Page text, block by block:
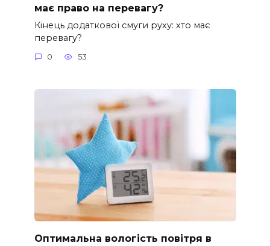
має право на перевагу?
Кінець додаткової смуги руху: хто має
перевагу?
0 53
Оптимальна вологість повітря в